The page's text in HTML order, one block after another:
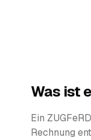
Was ist
Ein
Rechnung